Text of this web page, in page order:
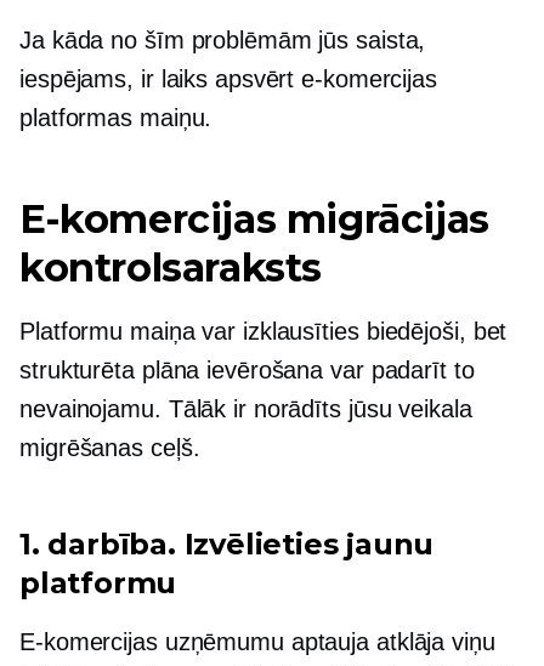
Ja kāda no šīm problēmām jūs saista,
iespējams, ir laiks apsvērt e-komercijas
platformas maiņu.
E-komercijas migrācijas
kontrolsaraksts
Platformu maiņa var izklausīties biedējoši, bet
strukturēta plāna ievērošana var padarīt to
nevainojamu. Tālāk ir norādīts jūsu veikala
migrēšanas ceļš.
1. darbība. Izvēlieties jaunu
platformu
E-komercijas uzņēmumu aptauja atklāja viņu